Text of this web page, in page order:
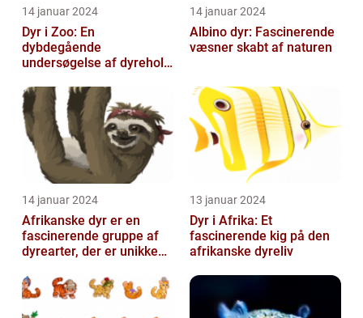
14 januar 2024
Dyr i Zoo: En
dybdegående
undersøgelse af dyrehold
14 januar 2024
Albino dyr: Fascinerende
væsner skabt af naturen
14 januar 2024
Afrikanske dyr er en
fascinerende gruppe af
dyrearter, der er unikke
kontinent
13 januar 2024
Dyr i Afrika: Et
fascinerende kig på den
afrikanske dyreliv